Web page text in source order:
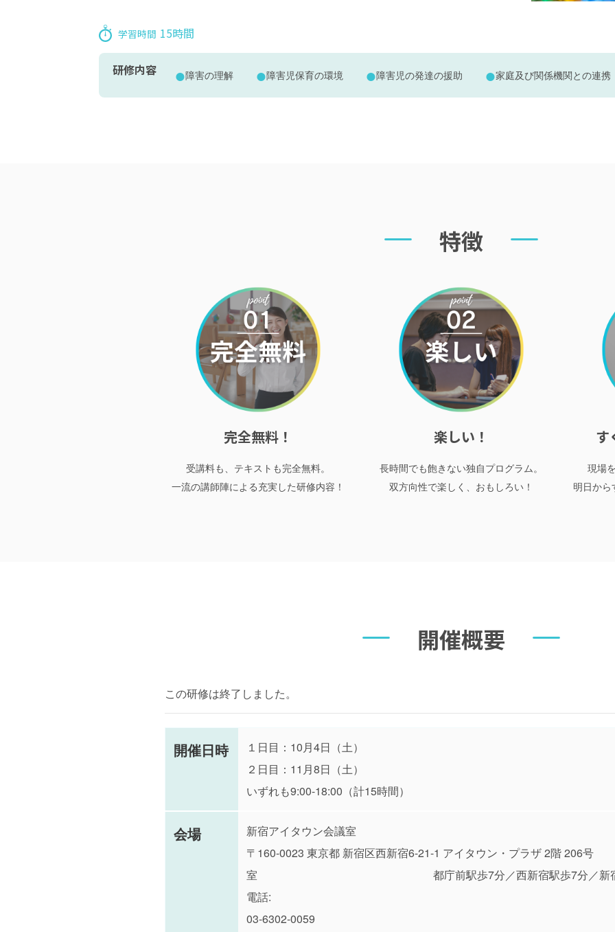
学習時間 15時間
研修内容 障害の理解 障害児保育の環境 障害児の発達の援助 家庭及び関係機関との連携
特徴
完全無料！
受講料も、テキストも完全無料。
一流の講師陣による充実した研修内容！
楽しい！
長時間でも飽きない独自プログラム。
双方向性で楽しく、おもしろい！
す
現場
明日から
開催概要
この研修は終了しました。
開催日時
１日目：10月4日（土）
２日目：11月8日（土）
いずれも9:00-18:00（計15時間）
会場
新宿アイタウン会議室
〒160-0023 東京都 新宿区西新宿6-21-1 アイタウン・プラザ 2階 206号
室 都庁前駅歩7分／西新宿駅歩7分／新宿駅
電話:
03-6302-0059